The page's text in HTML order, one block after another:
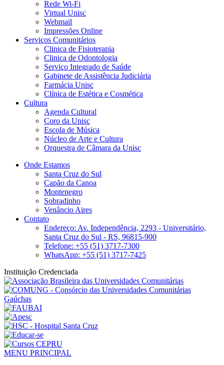
Rede Wi-Fi
Virtual Unisc
Webmail
Impressões Online
Serviços Comunitários
Clinica de Fisioterapia
Clinica de Odontologia
Serviço Integrado de Saúde
Gabinete de Assistência Judiciária
Farmácia Unisc
Clínica de Estética e Cosmética
Cultura
Agenda Cultural
Coro da Unisc
Escola de Música
Núcleo de Arte e Cultura
Orquestra de Câmara da Unisc
Onde Estamos
Santa Cruz do Sul
Capão da Canoa
Montenegro
Sobradinho
Venâncio Aires
Contato
Endereço: Av. Independência, 2293 - Universitário,
Santa Cruz do Sul - RS, 96815-900
Telefone: +55 (51) 3717-7300
WhatsApp: +55 (51) 3717-7425
Instituição Credenciada
MENU PRINCIPAL